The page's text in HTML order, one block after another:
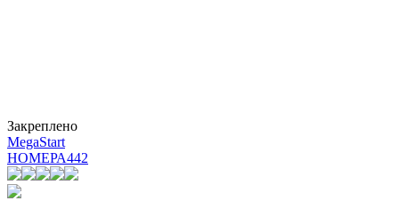
Закреплено
MegaStart
НОМЕРА442